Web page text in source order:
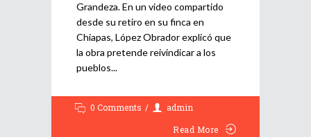
Grandeza. En un video compartido
desde su retiro en su finca en
Chiapas, López Obrador explicó que
la obra pretende reivindicar a los
pueblos
0 Comments
admin
Read More